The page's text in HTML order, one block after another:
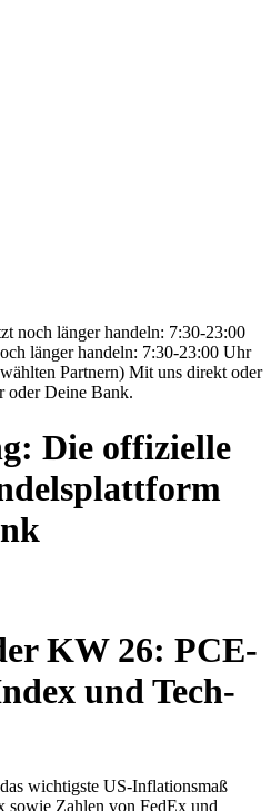
noch länger handeln: 7:30-23:00
länger handeln: 7:30-23:00 Uhr
Partnern) Mit uns direkt oder
oder Deine Bank.
Die offizielle
KW 26: PCE-
und Tech-
wichtigste US-Inflationsmaß
sowie Zahlen von FedEx und